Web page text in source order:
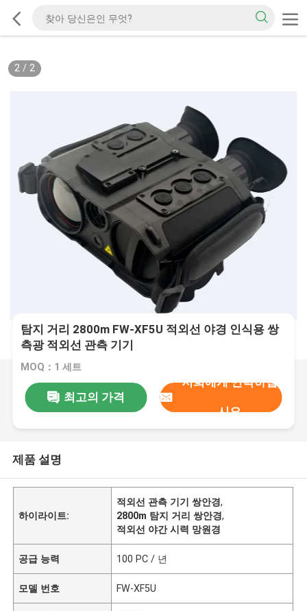
2/ 2
탐지 거리 2800m FW-XF5U 적외선 야경 인식용 쌍
측광 적외선 관측 기기
MOQ：1 세트
최고의 가격
저희에게 연락하십
시오
제품 설명
하이라이트:
적외선 관측 기기 쌍안경,
2800m 탐지 거리 쌍안경,
적외선 야간 시력 망원경
공급 능력 100 PC / 년
모델 번호 FW-XF5U